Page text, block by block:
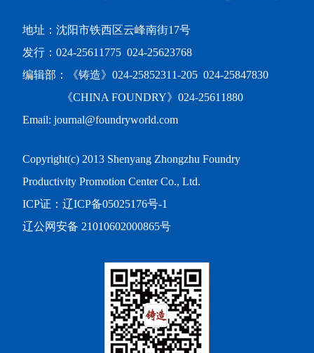
地址：沈阳市铁西区云峰南街17号
发行：024-25611775 024-25623768
编辑部：《铸造》024-25852311-205 024-25847830
《CHINA FOUNDRY》024-25611880
Email: journal@foundryworld.com
Copyright(c) 2013 Shenyang Zhongzhu Foundry
Productivity Promotion Center Co., Ltd.
ICP证： 辽ICP备05025176号-1
辽公网安备 21010602000865号